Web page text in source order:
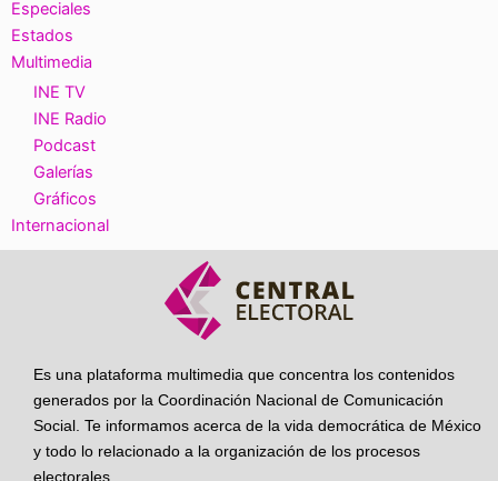
Especiales
Estados
Multimedia
INE TV
INE Radio
Podcast
Galerías
Gráficos
Internacional
Es una plataforma multimedia que concentra los contenidos
generados por la Coordinación Nacional de Comunicación
Social. Te informamos acerca de la vida democrática de México
y todo lo relacionado a la organización de los procesos
electorales